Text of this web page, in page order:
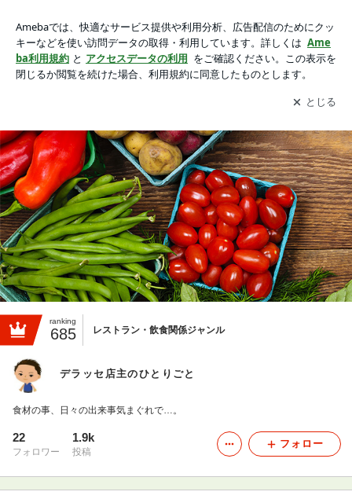
アプリをダウンロードして ブログの更新通知
を受け取りまし
ょう。
開く
ranking
685 レストラン・飲食関係ジャンル
デラッセ店主のひとりごと
食材の事、日々の出来事気まぐれで…。
22
フォロワー
1.9k
投稿
フォロー